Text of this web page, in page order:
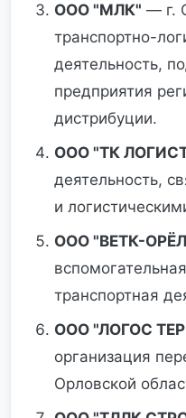
ООО "МЛК" — г.
транспортно-
деятельность,
предприятия
дистрибуции.
ООО "ТК
деятельность,
и
ООО "ВЕТК-
транспортная
ООО "ЛОГОС
организация
Орловской